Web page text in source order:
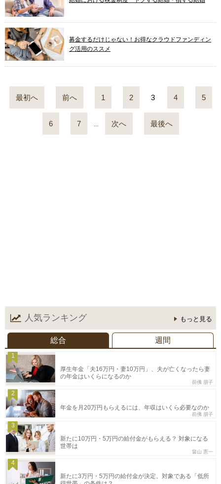
募金するだけじゃない！お得なクラウドファンディン
グ活用のススメ
最初へ 前へ 1 2 3 4 5
6 7 次へ 最後へ
人気ランキング もっと見る
総合 週間
1
厚生年金「夫16万円・妻10万円」、夫が亡くなったら妻
の年金はいくらになるのか
前佛 朋子
2
年金を月20万円もらえるには、年収はいくら必要なのか
前佛 朋子
3
新たに10万円・5万円の給付金がもらえる？ 対象になる
世帯は
畠山 憲一
4
新たに3万円・5万円の給付金が決定。対象である「低所